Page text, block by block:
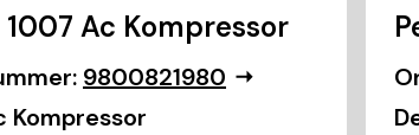
1007 Ac Kompressor
9800821980
Kompressor